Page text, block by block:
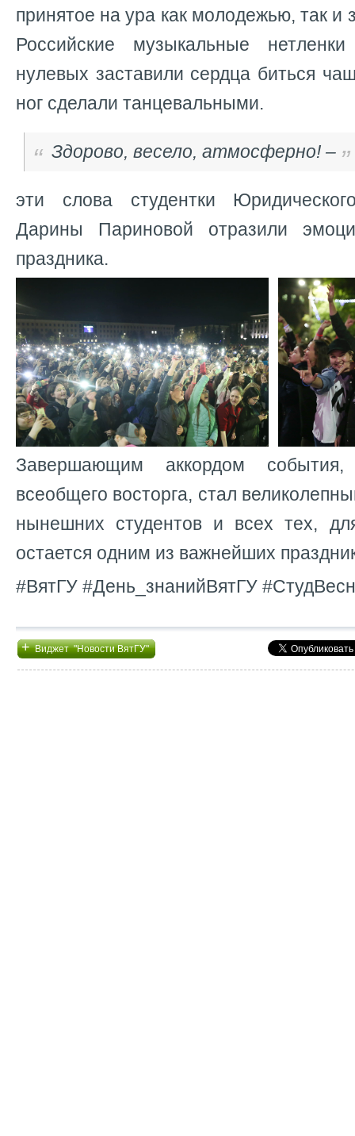
принятое на ура как молодежью, так и
Российские музыкальные
нулевых заставили сердца биться
ног сделали танцевальными.
Здорово, весело, атмосферно! –
эти слова студентки
Дарины Париновой отразили
праздника.
Завершающим аккордом
всеобщего восторга, стал
нынешних студентов и всех тех,
остается одним из важнейших
#ВятГУ #День_знанийВятГУ
+Виджет "Новости ВятГУ"